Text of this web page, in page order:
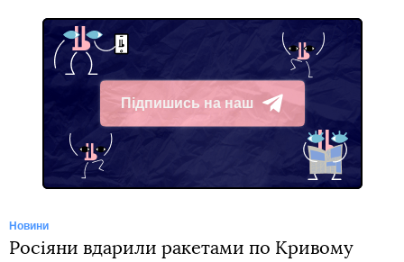
Підпишись на наш
Telegram
Новини
Росіяни вдарили ракетами по Кривому